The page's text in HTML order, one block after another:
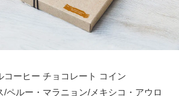
コーヒー チョコレート コイン
/ペルー・マラニョン/メキシコ・アウロ